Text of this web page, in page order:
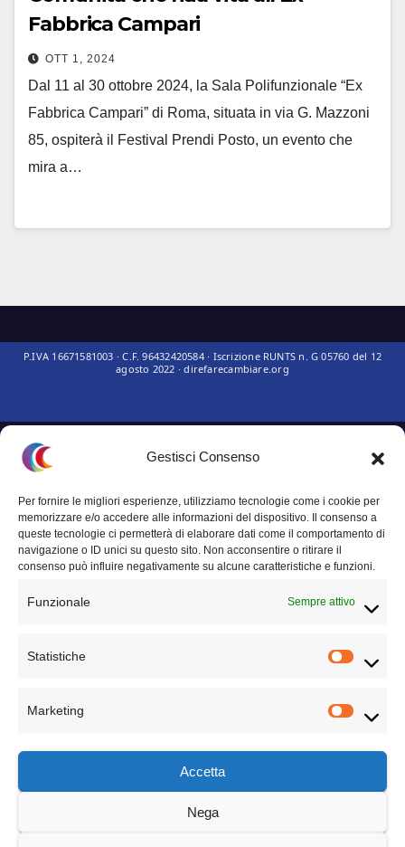
Gestisci Consenso
Per fornire le migliori esperienze, utilizziamo tecnologie come i cookie per
memorizzare e/o accedere alle informazioni del dispositivo. Il consenso a
queste tecnologie ci permetterà di elaborare dati come il comportamento di
navigazione o ID unici su questo sito. Non acconsentire o ritirare il
consenso può influire negativamente su alcune caratteristiche e funzioni.
Funzionale Sempre attivo
Statistiche
Marketing
Accetta
Nega
Fabbrica Campari
OTT 1, 2024
Dal 11 al 30 ottobre 2024, la Sala Polifunzionale “Ex
Fabbrica Campari” di Roma, situata in via G. Mazzoni
85, ospiterà il Festival Prendi Posto, un evento che
mira a…
Questo sito non rappresenta una
aggiornato senza alcuna periodicità. Non può pertanto considerarsi un
prodotto editoriale ai sensi della legge n° 62 del 7.03.2001.
Privacy Policy
Termini e condizioni